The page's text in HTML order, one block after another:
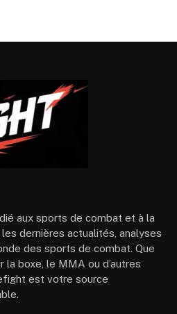
aux sports de combat et à la
dernières actualités, analyses
des sports de combat. Que
la boxe, le MMA ou d’autres
est votre source